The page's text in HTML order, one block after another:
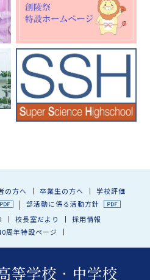
の方へ 卒業生の方へ
学校評価
部活動に係る活動方針
校長室だより
採用情報
周年特設ページ